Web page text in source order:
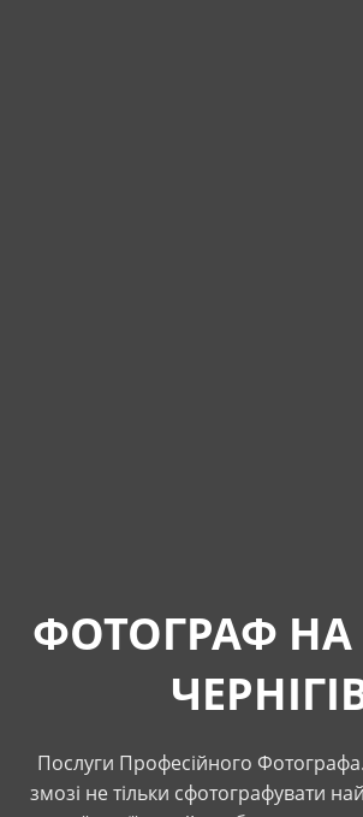
ФОТОГРАФ НА
Послуги Професійного
змозі не тільки сфотографувати